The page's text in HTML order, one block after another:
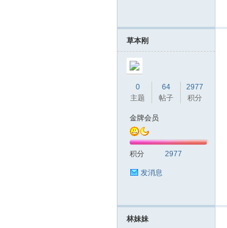
论
草本刚
0
主题
64
帖子
2977
积分
金牌会员
积分 2977
发消息
林妹妹